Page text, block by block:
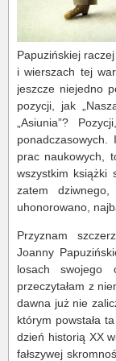
Papuzińskiej
i wierszach tej
jeszcze niejedno
pozycji, jak
„Asiunia”?
prac naukowych,
wszystkim książki
zatem
uhonorowano,
Przyznam
Joanny
losach swojego
przeczytałam z
dawna już nie
którym powstała
dzień historią XX
fałszywej